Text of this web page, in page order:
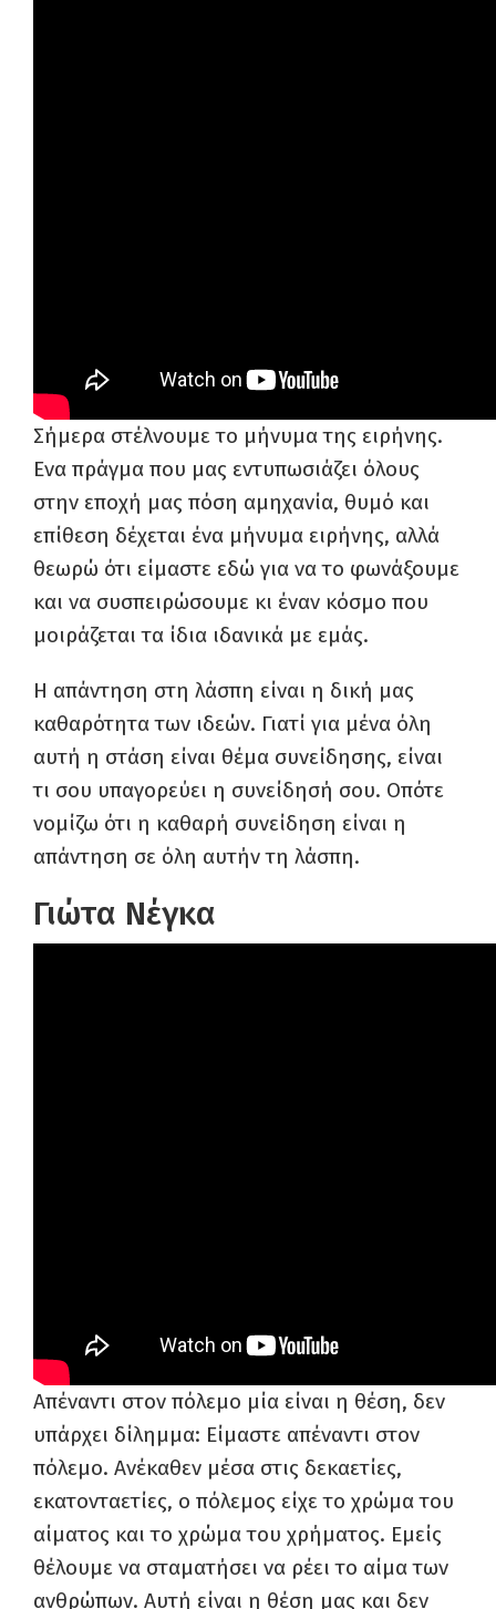
Σήμερα στέλνουμε το μήνυμα της ειρήνης.
Ενα πράγμα που μας εντυπωσιάζει όλους
στην εποχή μας πόση αμηχανία, θυμό και
επίθεση δέχεται ένα μήνυμα ειρήνης, αλλά
θεωρώ ότι είμαστε εδώ για να το φωνάξουμε
και να συσπειρώσουμε κι έναν κόσμο που
μοιράζεται τα ίδια ιδανικά με εμάς.
Η απάντηση στη λάσπη είναι η δική μας
καθαρότητα των ιδεών. Γιατί για μένα όλη
αυτή η στάση είναι θέμα συνείδησης, είναι
τι σου υπαγορεύει η συνείδησή σου. Οπότε
νομίζω ότι η καθαρή συνείδηση είναι η
απάντηση σε όλη αυτήν τη λάσπη.
Γιώτα Νέγκα
Απέναντι στον πόλεμο μία είναι η θέση, δεν
υπάρχει δίλημμα: Είμαστε απέναντι στον
πόλεμο. Ανέκαθεν μέσα στις δεκαετίες,
εκατονταετίες, ο πόλεμος είχε το χρώμα του
αίματος και το χρώμα του χρήματος. Εμείς
θέλουμε να σταματήσει να ρέει το αίμα των
ανθρώπων. Αυτή είναι η θέση μας και δεν